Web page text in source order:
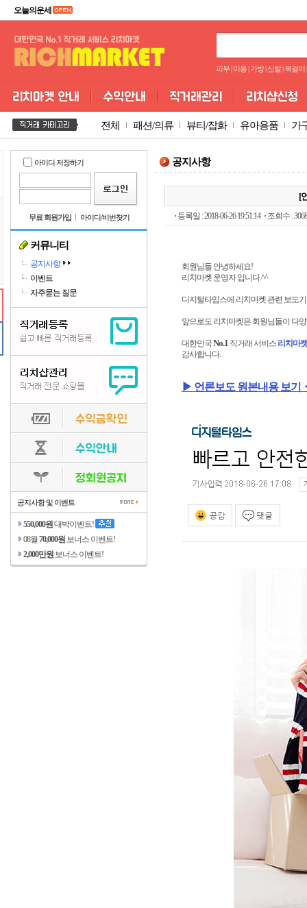
오늘의운세
피부 미용 가방 신발 목걸이
전체 패션/의류 뷰티/잡화 유아용품 가
아이디 저장하기
무료 회원가입 아이디/비번찾기
커뮤니티
공지사항
이벤트
자주묻는 질문
공지사항 및 이벤트
550,000원대박이벤트!
08월 70,000원 보너스 이벤트!
2,000만원 보너스 이벤트!
공지사항
[
등록일 : 2018-06-26 19:51:14 조회수 : 3068
회원님들 안녕하세요!
리치마켓 운영자 입니다.^^
디지털타임스에 리치마켓 관련 보도
앞으로도 리치마켓은 회원님들이 다
대한민국No.1 직거래 서비스 리치마켓
감사합니다.
▶ 언론보도 원본내용 보기